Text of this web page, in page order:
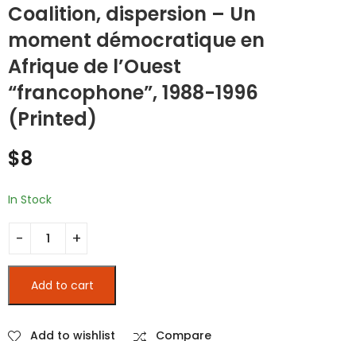
Coalition, dispersion – Un
moment démocratique en
Afrique de l’Ouest
“francophone”, 1988-1996
(Printed)
A Modern Economic
Century (Hard
$ 30
Democratic
Africa (Printed)
$ 8
$8
In Stock
Coalition, dispersion - Un moment démocratique en
Add to cart
Add to wishlist Compare